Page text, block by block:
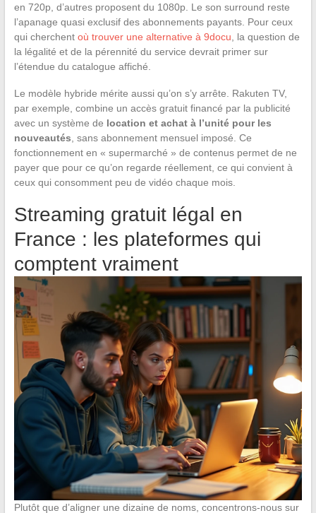
en 720p, d’autres proposent du 1080p. Le son surround reste
l’apanage quasi exclusif des abonnements payants. Pour ceux
qui cherchent où trouver une alternative à 9docu , la question de
la légalité et de la pérennité du service devrait primer sur
l’étendue du catalogue affiché.
Le modèle hybride mérite aussi qu’on s’y arrête. Rakuten TV,
par exemple, combine un accès gratuit financé par la publicité
avec un système de location et achat à l’unité pour les
nouveautés , sans abonnement mensuel imposé. Ce
fonctionnement en « supermarché » de contenus permet de ne
payer que pour ce qu’on regarde réellement, ce qui convient à
ceux qui consomment peu de vidéo chaque mois.
Streaming gratuit légal en
France : les plateformes qui
comptent vraiment
Plutôt que d’aligner une dizaine de noms, concentrons-nous sur